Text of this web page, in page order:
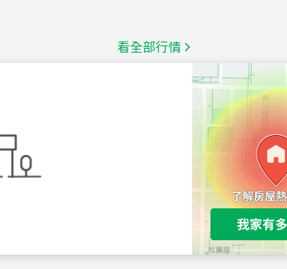
看全部行情
台北市中山區長春路
新竹市新竹市慈祥路